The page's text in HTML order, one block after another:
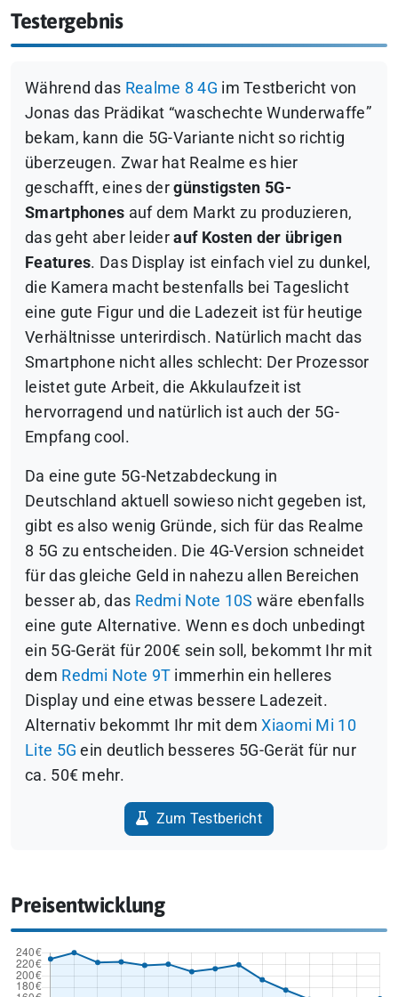
Testergebnis
Während das Realme 8 4G im Testbericht von
Jonas das Prädikat “waschechte Wunderwaffe”
bekam, kann die 5G-Variante nicht so richtig
überzeugen. Zwar hat Realme es hier
geschafft, eines dergünstigsten 5G-
Smartphones auf dem Markt zu produzieren,
das geht aber leiderauf Kosten der übrigen
Features. Das Display ist einfach viel zu dunkel,
die Kamera macht bestenfalls bei Tageslicht
eine gute Figur und die Ladezeit ist für heutige
Verhältnisse unterirdisch. Natürlich macht das
Smartphone nicht alles schlecht: Der Prozessor
leistet gute Arbeit, die Akkulaufzeit ist
hervorragend und natürlich ist auch der 5G-
Empfang cool.
Da eine gute 5G-Netzabdeckung in
Deutschland aktuell sowieso nicht gegeben ist,
gibt es also wenig Gründe, sich für das Realme
8 5G zu entscheiden. Die 4G-Version schneidet
für das gleiche Geld in nahezu allen Bereichen
besser ab, das Redmi Note 10S wäre ebenfalls
eine gute Alternative. Wenn es doch unbedingt
ein 5G-Gerät für 200€ sein soll, bekommt Ihr mit
dem Redmi Note 9T immerhin ein helleres
Display und eine etwas bessere Ladezeit.
Alternativ bekommt Ihr mit demXiaomi Mi 10
Lite 5G ein deutlich besseres 5G-Gerät für nur
ca. 50€ mehr.
Zum Testbericht
Preisentwicklung